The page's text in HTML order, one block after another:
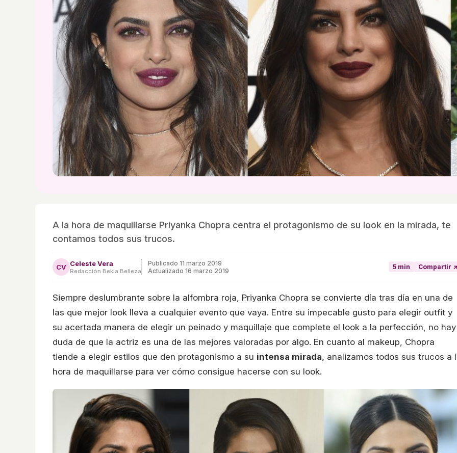
A la hora de maquillarse Priyanka Chopra centra el protagonismo de su look en la mirada, te
contamos todos sus trucos.
CV Celeste Vera
Redacción Bekia Belleza
Publicado 11 marzo 2019
Actualizado 16 marzo 2019
5 min Compartir ↗
Siempre deslumbrante sobre la alfombra roja, Priyanka Chopra se convierte día tras día en una de
las que mejor look lleva a cualquier evento que vaya. Entre su impecable gusto para elegir outfit y
su acertada manera de elegir un peinado y maquillaje que complete el look a la perfección, no hay
duda de que la actriz es una de las mejores valoradas por algo. En cuanto al makeup, Chopra
tiende a elegir estilos que den protagonismo a su intensa mirada , analizamos todos sus trucos a
hora de maquillarse para ver cómo consigue hacerse con su look.